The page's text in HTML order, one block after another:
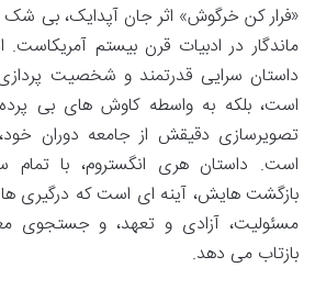
«فرار کن خرگوش» اثر جان آپدایک، بی
ماندگار در ادبیات قرن بیستم آمریکاست.
داستان سرایی قدرتمند و شخصیت
است، بلکه به واسطه کاوش های بی
تصویرسازی دقیقش از جامعه دوران خود،
است. داستان هری انگستروم، با تمام
بازگشت هایش، آینه ای است که درگیری
مسئولیت، آزادی و تعهد، و جستجوی
بازتاب می دهد.